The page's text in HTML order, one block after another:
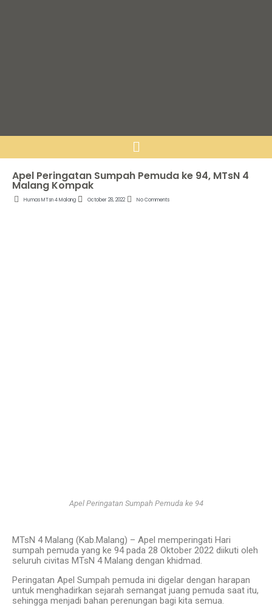
Apel Peringatan Sumpah Pemuda ke 94, MTsN 4
Malang Kompak
Humas MTsn 4 Malang October 28, 2022 No Comments
Apel Peringatan Sumpah Pemuda ke 94
MTsN 4 Malang (Kab.Malang) – Apel memperingati Hari
sumpah pemuda yang ke 94 pada 28 Oktober 2022 diikuti oleh
seluruh civitas MTsN 4 Malang dengan khidmad.
Peringatan Apel Sumpah pemuda ini digelar dengan harapan
untuk menghadirkan sejarah semangat juang pemuda saat itu,
sehingga menjadi bahan perenungan bagi kita semua.